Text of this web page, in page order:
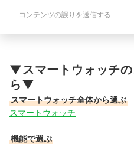
コンテンツの誤りを送信する
▼スマートウォッチ
ら▼
スマートウォッチ全体から選ぶ
スマートウォッチ
機能で選ぶ